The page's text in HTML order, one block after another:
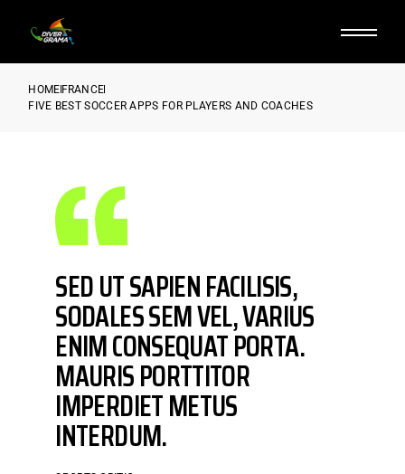
HOME FRANCE
FIVE BEST SOCCER APPS FOR PLAYERS AND COACHES
SED UT SAPIEN FACILISIS,
SODALES SEM VEL, VARIUS
ENIM CONSEQUAT PORTA.
MAURIS PORTTITOR
IMPERDIET METUS
INTERDUM.